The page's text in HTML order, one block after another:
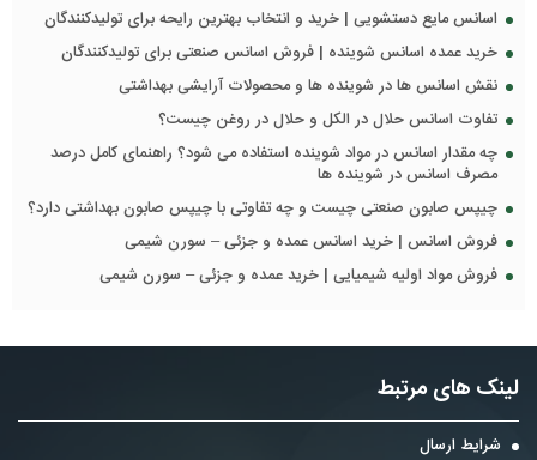
اسانس مایع دستشویی | خرید و انتخاب بهترین رایحه برای تولیدکنندگان
خرید عمده اسانس شوینده | فروش اسانس صنعتی برای تولیدکنندگان
نقش اسانس ها در شوینده ها و محصولات آرایشی بهداشتی
تفاوت اسانس حلال در الکل و حلال در روغن چیست؟
چه مقدار اسانس در مواد شوینده استفاده می شود؟ راهنمای کامل درصد
مصرف اسانس در شوینده ها
چیپس صابون صنعتی چیست و چه تفاوتی با چیپس صابون بهداشتی دارد؟
فروش اسانس | خرید اسانس عمده و جزئی – سورن شیمی
فروش مواد اولیه شیمیایی | خرید عمده و جزئی – سورن شیمی
لینک های مرتبط
شرایط ارسال